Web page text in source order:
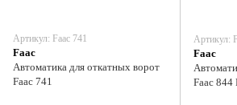
Артикул: Faac 741
Faac
Автоматика для откатных ворот
Faac 741
Артикул:
Faac
Faac 844